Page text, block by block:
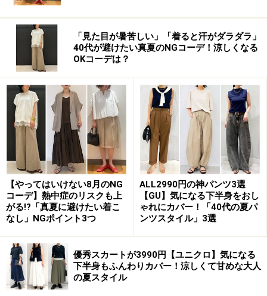
ユニクロ スムースコットンフレンチスリーブT 1000円
（税込）
シルエットは少しゆとりがあり、リラックス感があるデ
ザイン。首もとのリブが目立たないつくりなので、体操
服っぽい雰囲気にもなりにくいのが◎。二の腕をさりげ
なくカバーするフレンチスリーブと、やや長めの着丈で
大人が着やすいデザインです。
2. 高見え素材のバンドカラーシャツは2WAY
で着られる
「見た目が暑苦しい」「着ると汗がダラダラ」
40代が避けたい真夏のNGコーデ！涼しくなる
OKコーデは？
【やってはいけない8月のNG
コーデ】熱中症のリスクも上
がる!?「真夏に避けたい着こ
なし」NGポイント3つ
ALL2990円の神パンツ3選
【GU】気になる下半身をおし
ゃれにカバー！「40代の夏パ
ンツスタイル」3選
優秀スカートが3990円【ユニクロ】気になる
下半身もふんわりカバー！涼しくて甘めな大人
の夏スタイル